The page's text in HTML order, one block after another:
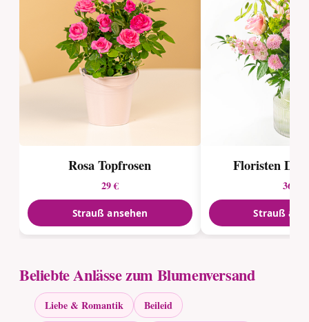
Rosa Topfrosen
29 €
Strauß ansehen
Floristen
36 €
Strauß
Beliebte Anlässe zum Blumenversand
Liebe & Romantik
Beileid